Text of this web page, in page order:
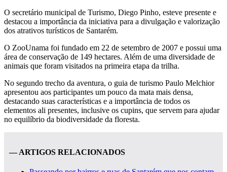
O secretário municipal de Turismo, Diego Pinho, esteve presente e
destacou a importância da iniciativa para a divulgação e valorização
dos atrativos turísticos de Santarém.
O ZooUnama foi fundado em 22 de setembro de 2007 e possui uma
área de conservação de 149 hectares. Além de uma diversidade de
animais que foram visitados na primeira etapa da trilha.
No segundo trecho da aventura, o guia de turismo Paulo Melchior
apresentou aos participantes um pouco da mata mais densa,
destacando suas características e a importância de todos os
elementos ali presentes, inclusive os cupins, que servem para ajudar
no equilíbrio da biodiversidade da floresta.
— ARTIGOS RELACIONADOS